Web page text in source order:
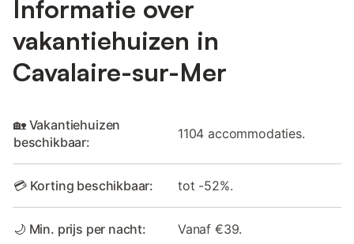
Informatie over
vakantiehuizen in
Cavalaire-sur-Mer
🏡 Vakantiehuizen
beschikbaar:
1104 accommodaties.
💳 Korting beschikbaar: tot -52%.
🌙 Min. prijs per nacht: Vanaf €39.